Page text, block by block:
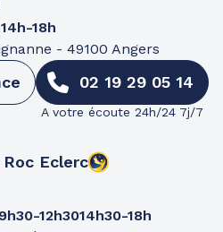
14h-18h
- 49100 Angers
02 19 29 05 14
A votre écoute 24h/24 7j/7
Roc Eclerc
12h3014h30-18h